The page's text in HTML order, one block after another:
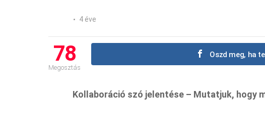
4 éve
78
Megosztás
Oszd meg, ha
Kollaboráció szó jelentése – Mutatjuk, hogy